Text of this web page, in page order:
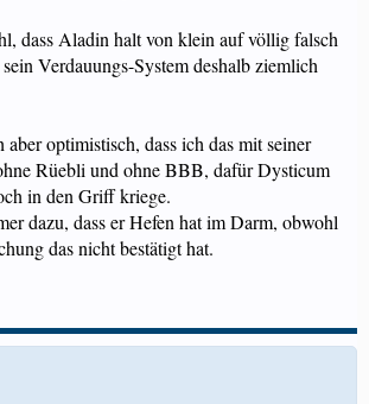
dass Aladin halt von klein auf völlig falsch
Verdauungs-System deshalb ziemlich
optimistisch, dass ich das mit seiner
Rüebli und ohne BBB, dafür Dysticum
in den Griff kriege.
dazu, dass er Hefen hat im Darm, obwohl
das nicht bestätigt hat.